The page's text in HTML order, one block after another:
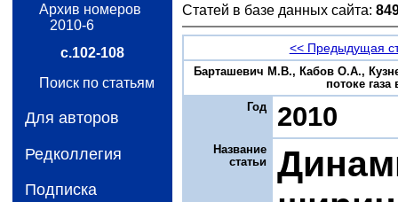
Архив номеров
2010-6
с.102-108
Поиск по статьям
Для авторов
Редколлегия
Подписка
Статей в базе данных сайта:
<< Предыдущая
Барташевич М.В., Кабов О.А.,
потоке
Год
2010
Название
статьи